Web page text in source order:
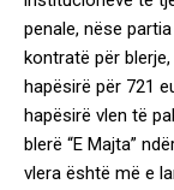
penale, nëse
kontratë për
hapësirë për 721
hapësirë vlen të
blerë “E Majta”
vlera është më e